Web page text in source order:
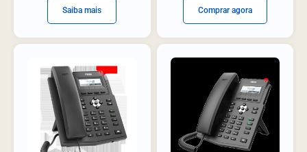
Saiba mais Comprar agora